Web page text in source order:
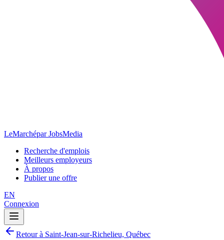
LeMarchépar JobsMedia
Recherche d'emplois
Meilleurs employeurs
À propos
Publier une offre
EN
Connexion
Retour à Saint-Jean-sur-Richelieu, Québec